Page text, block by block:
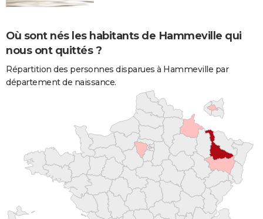
Où sont nés les habitants de Hammeville qui
nous ont quittés ?
Répartition des personnes disparues à Hammeville par
département de naissance.